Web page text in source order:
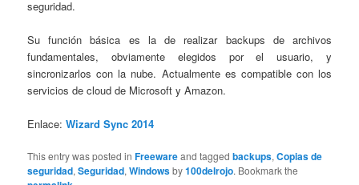
seguridad.
Su función básica es la de realizar backups de archivos
fundamentales, obviamente elegidos por el usuario, y
sincronizarlos con la nube. Actualmente es compatible con los
servicios de cloud de Microsoft y Amazon.
Enlace:Wizard Sync 2014
This entry was posted inFreewareand taggedbackups,Copias de
seguridad,Seguridad,Windowsby100delrojo. Bookmark the